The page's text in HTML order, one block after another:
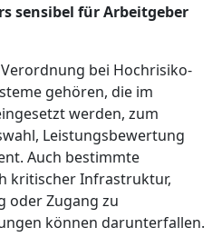
sensibel für Arbeitgeber
bei Hochrisiko-
gehören, die im
werden, zum
Leistungsbewertung
Auch bestimmte
kritischer Infrastruktur,
oder Zugang zu
können darunterfallen.